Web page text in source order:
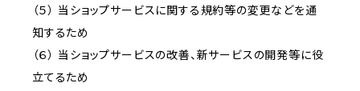
（５） 当ショップサービスに関する規約等の変更などを通
知するため
（６） 当ショップサービスの改善、新サービスの開発等に役
立てるため